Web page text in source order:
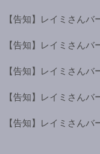
【告知】レイミさんバ
【告知】レイミさんバ
【告知】レイミさんバ
【告知】レイミさんバ
【告知】レイミさんバ